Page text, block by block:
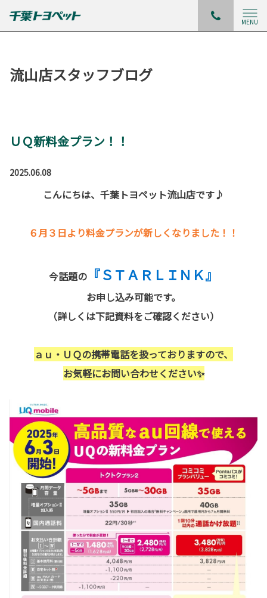
MENU
流山店スタッフブログ
ＵＱ新料金プラン！！
2025.06.08
こんにちは、千葉トヨペット流山店です♪
６月３日より料金プランが新しくなりました！！
今話題の 『ＳＴＡＲＬＩＮＫ』
お申し込み可能です。
（詳しくは下記資料をご確認ください）
ａｕ・ＵＱの携帯電話を扱っておりますので、
お気軽にお問い合わせください✨